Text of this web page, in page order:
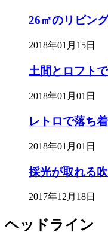
26㎡のリビン
2018年01月15日
土間とロフト
2018年01月01日
レトロで落ち
2018年01月01日
採光が取れる
2017年12月18日
ヘッドライン